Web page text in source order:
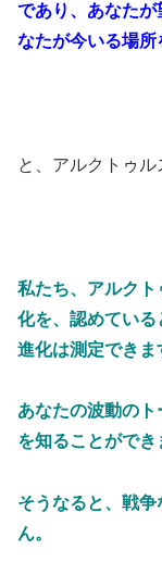
であり、あなた
なたが今いる場所
と、アルクトゥル
私たち、アルク
化を、認めている
進化は測定できま
あなたの波動の
を知ることができ
そうなると、戦
ん。